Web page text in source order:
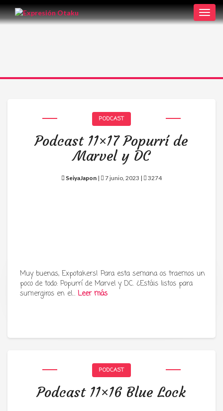
Tu radio y podcast sobre manga,
anime y cultura japonesa ツ
PODCAST
Podcast 11×17 Popurrí de
Marvel y DC
SeiyaJapon | 7 junio, 2023 | 3274
Muy buenas, Expotakers! Para esta semana os traemos un
poco de todo: Popurrí de Marvel y DC. ¿Estáis listos para
sumergiros en el… Leer más
PODCAST
Podcast 11×16 Blue Lock